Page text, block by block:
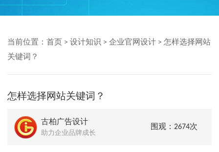
当前位置： 首页 > 设计知识 > 企业官网设计 > 怎样选择网站
关键词？
怎样选择网站关键词？
古柏广告设计
助力企业品牌成长
围观：2674次